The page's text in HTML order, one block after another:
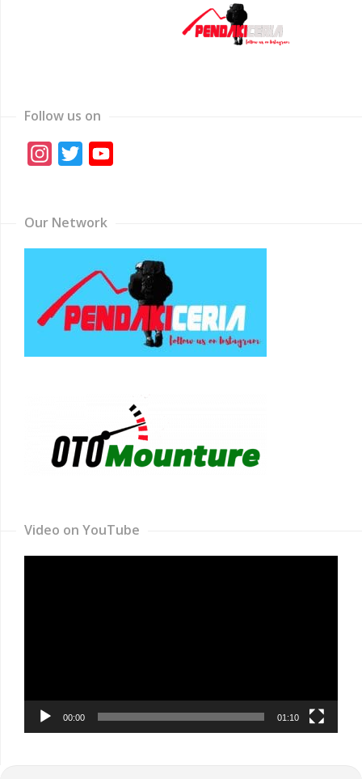
Follow us on
Instagram
Twitter
Our Network
Video on YouTube
00:00 01:10